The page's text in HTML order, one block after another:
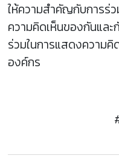
ให้ความสำคัญกับการร่
ความคิดเห็นของกันแล
ร่วมในการแสดงความ
องค์กร